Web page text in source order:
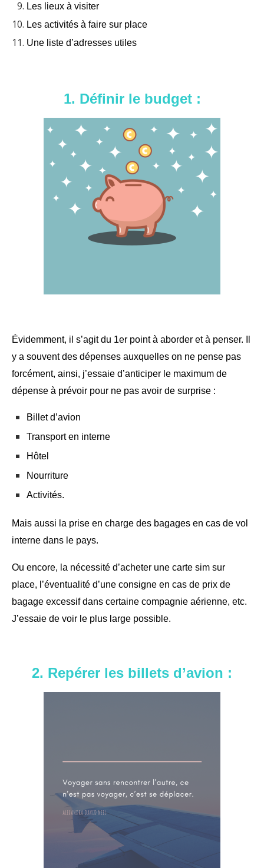
Les lieux à visiter
Les activités à faire sur place
Une liste d’adresses utiles
1. Définir le budget :
Évidemment, il s’agit du 1er point à aborder et à penser. Il
y a souvent des dépenses auxquelles on ne pense pas
forcément, ainsi, j’essaie d’anticiper le maximum de
dépense à prévoir pour ne pas avoir de surprise :
Billet d’avion
Transport en interne
Hôtel
Nourriture
Activités.
Mais aussi la prise en charge des bagages en cas de vol
interne dans le pays.
Ou encore, la nécessité d’acheter une carte sim sur
place, l’éventualité d’une consigne en cas de prix de
bagage excessif dans certaine compagnie aérienne, etc.
J’essaie de voir le plus large possible.
2. Repérer les billets d’avion :